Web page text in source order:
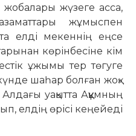
жүзеге асса,
жұмыспен
елді мекеннің еңсе
көрінбесіне кім
ұжымы тер төгуге
шаһар болған жоқ»
уақытта Аққұмның
елдің өрісі кеңейеді